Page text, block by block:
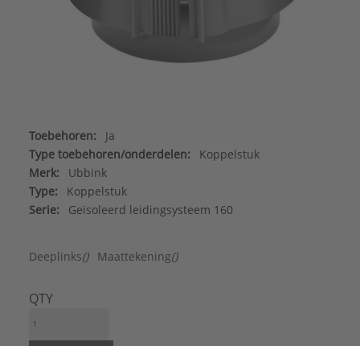
Toebehoren:
Ja
Type toebehoren/onderdelen:
Koppelstuk
Merk:
Ubbink
Type:
Koppelstuk
Serie:
Geïsoleerd leidingsysteem 160
Deeplinks() Maattekening()
QTY